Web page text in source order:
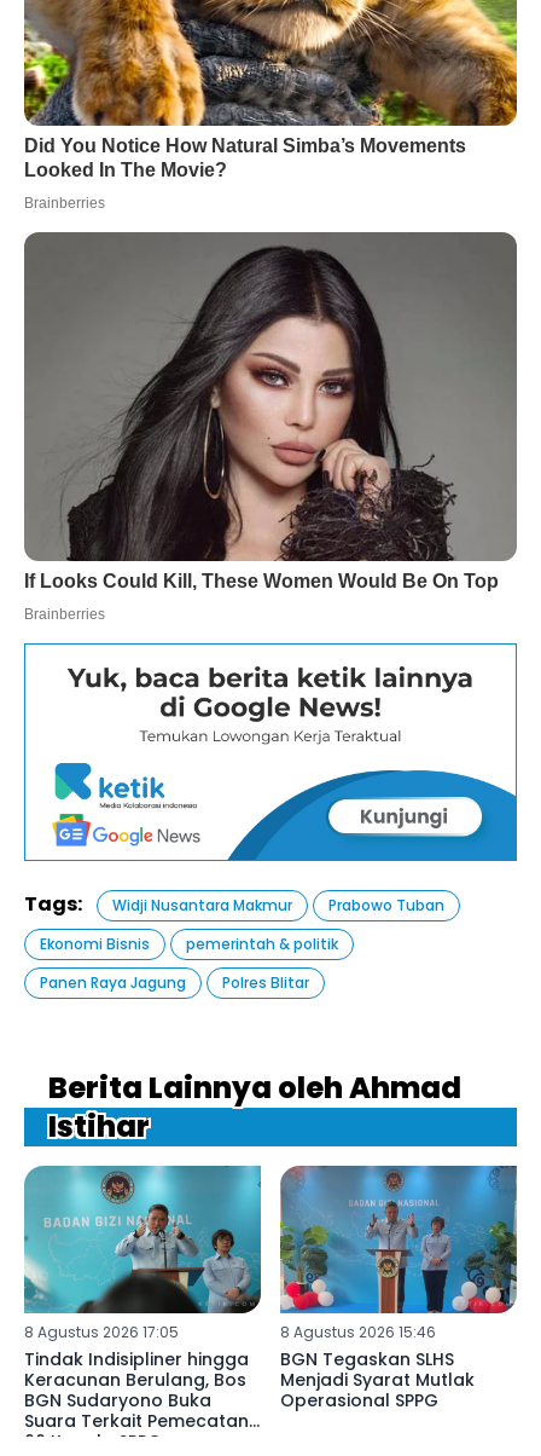
Tags: Widji Nusantara Makmur
Prabowo Tuban
Ekonomi Bisnis
pemerintah & politik
Panen Raya Jagung
Polres Blitar
Berita Lainnya oleh Ahmad
Istihar
8 Agustus 2026 17:05
Tindak Indisipliner hingga
Keracunan Berulang, Bos
BGN Sudaryono Buka
Suara Terkait Pemecatan
66 Kepala SPPG
8 Agustus 2026 15:46
BGN Tegaskan SLHS
Menjadi Syarat Mutlak
Operasional SPPG